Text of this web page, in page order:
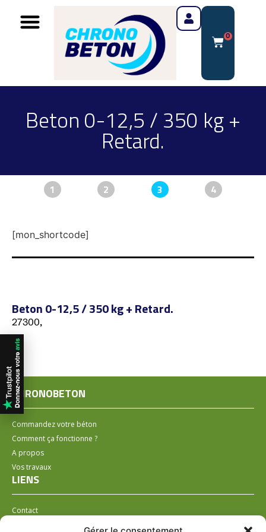
0
Beton 0-12,5 / 350 kg +
Retard.
1 2 3 4
[mon_shortcode]
Beton 0-12,5 / 350 kg + Retard.
27300,
CHRONOBETON
Commandez votre béton
Comment ça fonctionne ?
A propos
Vos travaux
LIENS
Contact